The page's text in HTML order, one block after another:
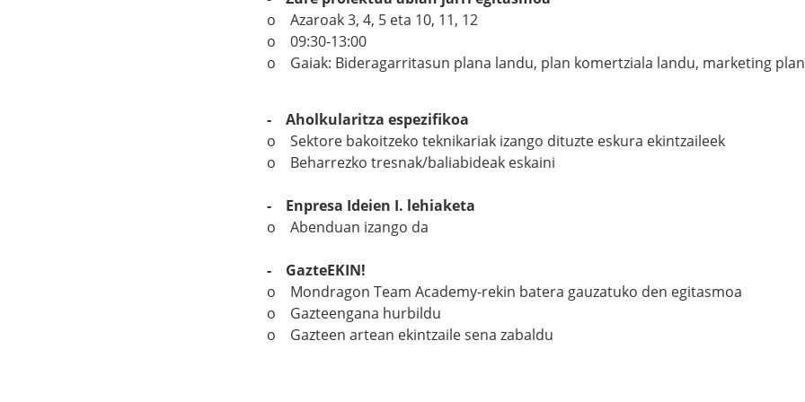
o Azaroak 3, 4, 5 eta 10, 11, 12
o 09:30-13:00
o Gaiak: Bideragarritasun plana landu, plan komertziala landu, marketing
- Aholkularitza espezifikoa
o Sektore bakoitzeko teknikariak izango dituzte eskura ekintzaileek
o Beharrezko tresnak/baliabideak eskaini
- Enpresa Ideien I. lehiaketa
o Abenduan izango da
- GazteEKIN!
o Mondragon Team Academy-rekin batera gauzatuko den egitasmoa
o Gazteengana hurbildu
o Gazteen artean ekintzaile sena zabaldu